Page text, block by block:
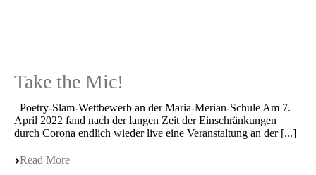
Take the Mic!
Poetry-Slam-Wettbe­werb an der Maria-Merian-Schule Am 7.
April 2022 fand nach der langen Zeit der Einschrän­kun­gen
durch Corona endlich wieder live eine Veran­stal­tung an der [...]
Read More